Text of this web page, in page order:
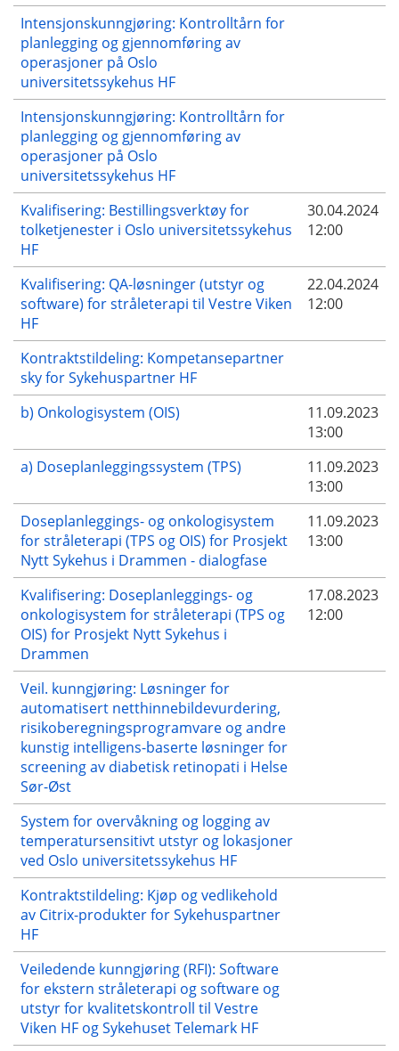
Intensjonskunngjøring: Kontrolltårn for
planlegging og gjennomføring av
operasjoner på Oslo
universitetssykehus HF
Intensjonskunngjøring: Kontrolltårn for
planlegging og gjennomføring av
operasjoner på Oslo
universitetssykehus HF
Kvalifisering: Bestillingsverktøy for
tolketjenester i Oslo universitetssykehus
HF
30.04.2024
12:00
Kvalifisering: QA-løsninger (utstyr og
software) for stråleterapi til Vestre Viken
HF
22.04.2024
12:00
Kontraktstildeling: Kompetansepartner
sky for Sykehuspartner HF
b) Onkologisystem (OIS)
11.09.2023
13:00
a) Doseplanleggingssystem (TPS)
11.09.2023
13:00
Doseplanleggings- og onkologisystem
for stråleterapi (TPS og OIS) for Prosjekt
Nytt Sykehus i Drammen - dialogfase
11.09.2023
13:00
Kvalifisering: Doseplanleggings- og
onkologisystem for stråleterapi (TPS og
OIS) for Prosjekt Nytt Sykehus i
Drammen
17.08.2023
12:00
Veil. kunngjøring: Løsninger for
automatisert netthinnebildevurdering,
risikoberegningsprogramvare og andre
kunstig intelligens-baserte løsninger for
screening av diabetisk retinopati i Helse
Sør-Øst
System for overvåkning og logging av
temperatursensitivt utstyr og lokasjoner
ved Oslo universitetssykehus HF
Kontraktstildeling: Kjøp og vedlikehold
av Citrix-produkter for Sykehuspartner
HF
Veiledende kunngjøring (RFI): Software
for ekstern stråleterapi og software og
utstyr for kvalitetskontroll til Vestre
Viken HF og Sykehuset Telemark HF